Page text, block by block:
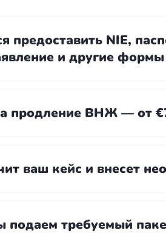
NIE,
и другие
продление ВНЖ — от
ваш кейс и внесет
требуемый